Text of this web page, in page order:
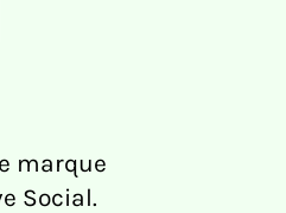
marque
Social.